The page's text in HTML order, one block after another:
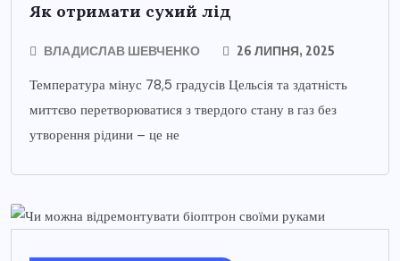
Як отримати сухий лід
ВЛАДИСЛАВ ШЕВЧЕНКО 26 ЛИПНЯ, 2025
Температура мінус 78,5 градусів Цельсія та здатність
миттєво перетворюватися з твердого стану в газ без
утворення рідини – це не